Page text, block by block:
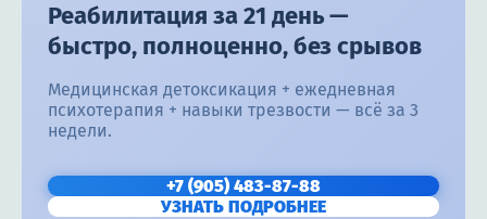
Реабилитация за 21 день —
быстро, полноценно, без срывов
Медицинская детоксикация + ежедневная
психотерапия + навыки трезвости — всё за 3
недели.
+7 (905) 483-87-88
УЗНАТЬ ПОДРОБНЕЕ